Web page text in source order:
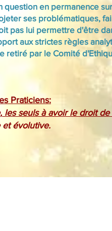
en permanence
ses problématiques,
pas lui permettre d'être
aux strictes règles
retiré par le Comité
Praticiens:
les seuls à avoir le droit
et évolutive.